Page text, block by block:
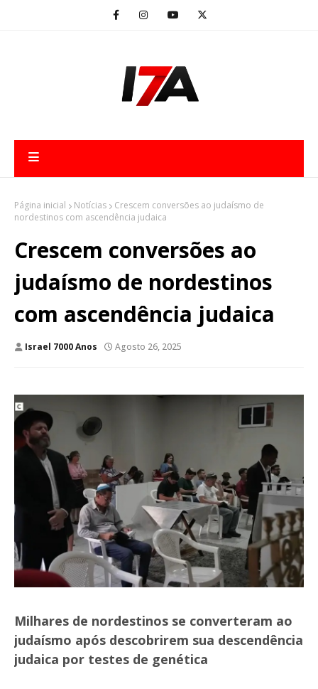
Página inicial Notícias
Crescem conversões ao judaísmo de
nordestinos com ascendência judaica
Crescem conversões ao
judaísmo de nordestinos
com ascendência judaica
Israel 7000 Anos Agosto 26, 2025
Milhares de nordestinos se converteram ao
judaísmo após descobrirem sua descendência
judaica por testes de genética